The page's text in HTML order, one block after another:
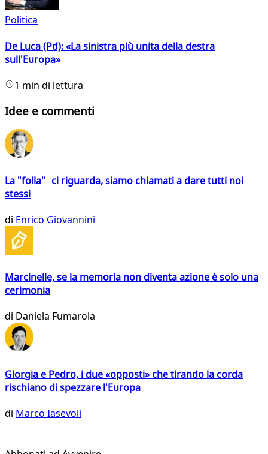
Politica
De Luca (Pd): «La sinistra più unita della destra
sull'Europa»
1 min di lettura
Idee e commenti
La "folla" ci riguarda, siamo chiamati a dare tutti noi
stessi
di Enrico Giovannini
Marcinelle, se la memoria non diventa azione è solo una
cerimonia
di Daniela Fumarola
Giorgia e Pedro, i due «opposti» che tirando la corda
rischiano di spezzare l'Europa
di Marco Iasevoli